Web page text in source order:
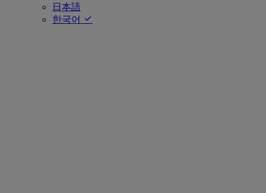
日本語
한국어